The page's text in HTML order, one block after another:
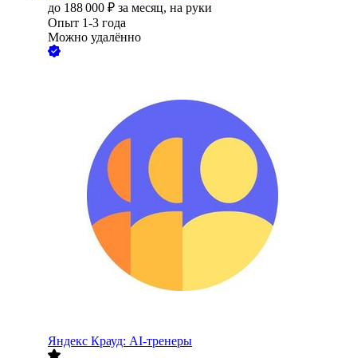
до 188 000 ₽ за месяц, на руки
Опыт 1-3 года
Можно удалённо
Яндекс Крауд: AI-тренеры